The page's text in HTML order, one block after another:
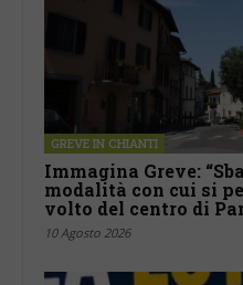
GREVE IN CHIANTI
Immagina Greve:
modalità con cui si
volto del centro di
10 Agosto 2026